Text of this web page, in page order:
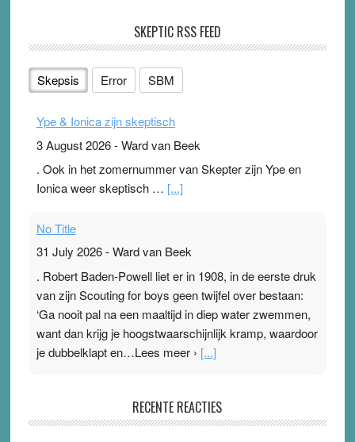
SKEPTIC RSS FEED
Skepsis Error SBM
Ype & Ionica zijn skeptisch
3 August 2026-Ward van Beek
. Ook in het zomernummer van Skepter zijn Ype en
Ionica weer skeptisch … [...]
No Title
31 July 2026-Ward van Beek
. Robert Baden-Powell liet er in 1908, in de eerste druk
van zijn Scouting for boys geen twijfel over bestaan:
‘Ga nooit pal na een maaltijd in diep water zwemmen,
want dan krijg je hoogstwaarschijnlijk kramp, waardoor
je dubbelklapt en…Lees meer › [...]
Ward van Beek
RECENTE REACTIES